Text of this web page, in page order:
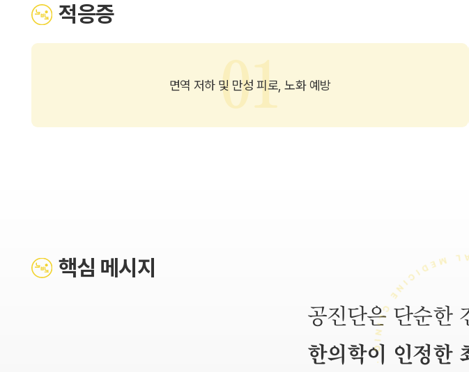
적응증
면역 저하 및 만성 피로, 노화 예방
핵심 메시지
공진단은 단순한
한의학이 인정한